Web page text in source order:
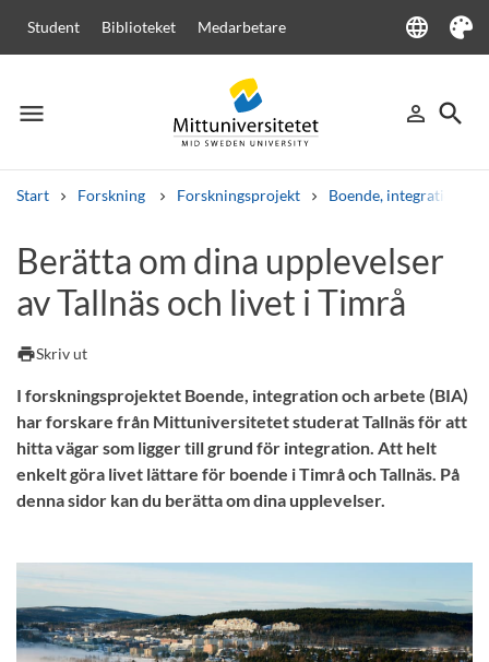
Student Biblioteket Medarbetare language
Language
Tema
menu
Meny person_outline
Logga in
search
Sök
Start Forskning Forskningsprojekt Boende, integration
Andra söktjänster
Kurser och program KursplanerVälkomstbrev Personal
Berätta om dina upplevelser
av Tallnäs och livet i Timrå
printSkriv ut
I forskningsprojektet Boende, integration och arbete (BIA)
har forskare från Mittuniversitetet studerat Tallnäs för att
hitta vägar som ligger till grund för integration. Att helt
enkelt göra livet lättare för boende i Timrå och Tallnäs. På
denna sidor kan du berätta om dina upplevelser.